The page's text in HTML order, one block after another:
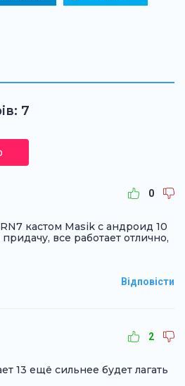
7
0
кастом Masik с андроид 10
все работает отлично,
Відповісти
2
13 ещё сильнее будет лагать